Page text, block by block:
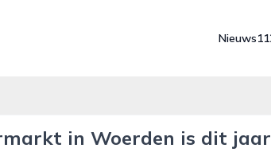
Nieuws
in Woerden is dit jaar